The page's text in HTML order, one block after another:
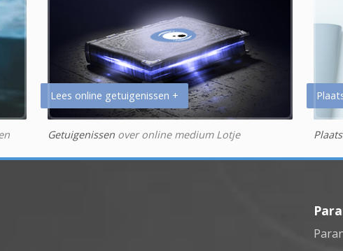
Lees online getuigenissen +
Getuigenissen over online medium Lotje